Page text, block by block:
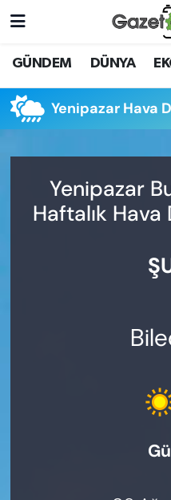
GÜNDEM DÜNYA
Yenipazar Hava
Yenipazar
Haftalık
DÜNYA
EKONOMİ
YENİ MEDYADA
GAZETECİLİĞİNİ
Nöbetçi Eczaneler
Hava Durumu
Trafik Durumu
Süper Lig Puan